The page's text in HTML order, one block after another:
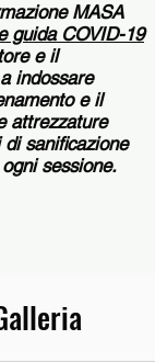
MASA
guida COVID-19
e il
indossare
e il
attrezzature
sanificazione
sessione.